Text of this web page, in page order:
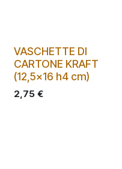
VASCHETTE DI
CARTONE KRAFT
(12,5x16 h4 cm)
2,75 €